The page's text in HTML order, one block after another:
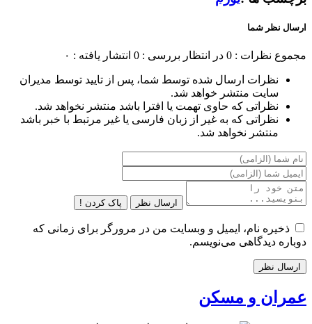
ارسال نظر شما
مجموع نظرات : 0 در انتظار بررسی : 0 انتشار یافته : ۰
نظرات ارسال شده توسط شما، پس از تایید توسط مدیران
سایت منتشر خواهد شد.
نظراتی که حاوی تهمت یا افترا باشد منتشر نخواهد شد.
نظراتی که به غیر از زبان فارسی یا غیر مرتبط با خبر باشد
منتشر نخواهد شد.
ارسال نظر پاک کردن !
ذخیره نام، ایمیل و وبسایت من در مرورگر برای زمانی که
دوباره دیدگاهی می‌نویسم.
عمران و مسکن